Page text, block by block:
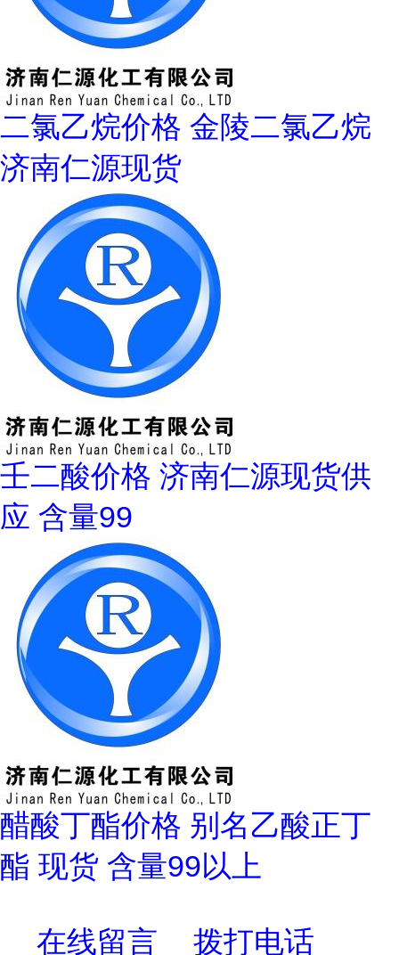
二氯乙烷价格 金陵二氯乙烷
济南仁源现货
壬二酸价格 济南仁源现货供
应 含量99
醋酸丁酯价格 别名乙酸正丁
酯 现货 含量99以上
在线留言 拨打电话